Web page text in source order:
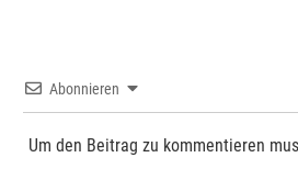
Abonnieren
Um den Beitrag zu kommentieren